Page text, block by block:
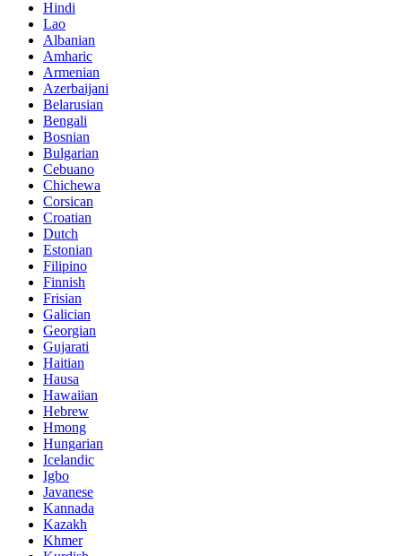
Hindi
Lao
Albanian
Amharic
Armenian
Azerbaijani
Belarusian
Bengali
Bosnian
Bulgarian
Cebuano
Chichewa
Corsican
Croatian
Dutch
Estonian
Filipino
Finnish
Frisian
Galician
Georgian
Gujarati
Haitian
Hausa
Hawaiian
Hebrew
Hmong
Hungarian
Icelandic
Igbo
Javanese
Kannada
Kazakh
Khmer